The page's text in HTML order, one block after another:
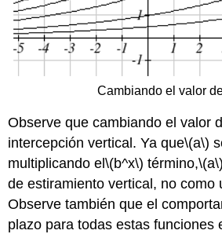
Cambiando el valor
Observe que cambiando el valor
intercepción vertical. Ya que\(a\)
multiplicando el\(b^x\) término,\(a\)
de estiramiento vertical, no como
Observe también que el
plazo para todas estas funciones